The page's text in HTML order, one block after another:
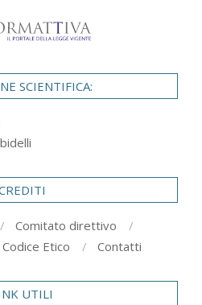
SCIENTIFICA:
Comitato direttivo
Codice Etico Contatti
UTILI